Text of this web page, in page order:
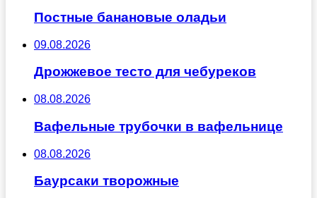
Постные банановые оладьи
09.08.2026
Дрожжевое тесто для чебуреков
08.08.2026
Вафельные трубочки в вафельнице
08.08.2026
Баурсаки творожные